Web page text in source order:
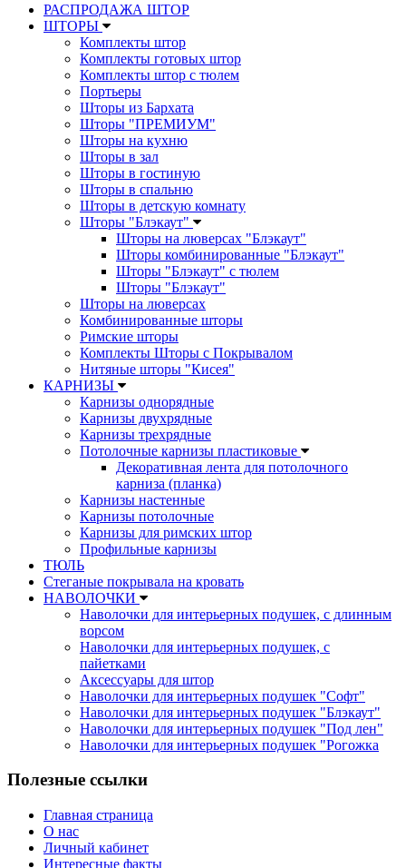
РАСПРОДАЖА ШТОР
ШТОРЫ
Комплекты штор
Комплекты готовых штор
Комплекты штор с тюлем
Портьеры
Шторы из Бархата
Шторы "ПРЕМИУМ"
Шторы на кухню
Шторы в зал
Шторы в гостиную
Шторы в спальню
Шторы в детскую комнату
Шторы "Блэкаут"
Шторы на люверсах "Блэкаут"
Шторы комбинированные "Блэкаут"
Шторы "Блэкаут" с тюлем
Шторы "Блэкаут"
Шторы на люверсах
Комбинированные шторы
Римские шторы
Комплекты Шторы c Покрывалом
Нитяные шторы "Кисея"
КАРНИЗЫ
Карнизы однорядные
Карнизы двухрядные
Карнизы трехрядные
Потолочные карнизы пластиковые
Декоративная лента для потолочного
карниза (планка)
Карнизы настенные
Карнизы потолочные
Карнизы для римских штор
Профильные карнизы
ТЮЛЬ
Стеганые покрывала на кровать
НАВОЛОЧКИ
Наволочки для интерьерных подушек, с длинным
ворсом
Наволочки для интерьерных подушек, с
пайетками
Аксессуары для штор
Наволочки для интерьерных подушек "Софт"
Наволочки для интерьерных подушек "Блэкаут"
Наволочки для интерьерных подушек "Под лен"
Наволочки для интерьерных подушек "Рогожка
Полезные ссылки
Главная страница
О нас
Личный кабинет
Интересные факты